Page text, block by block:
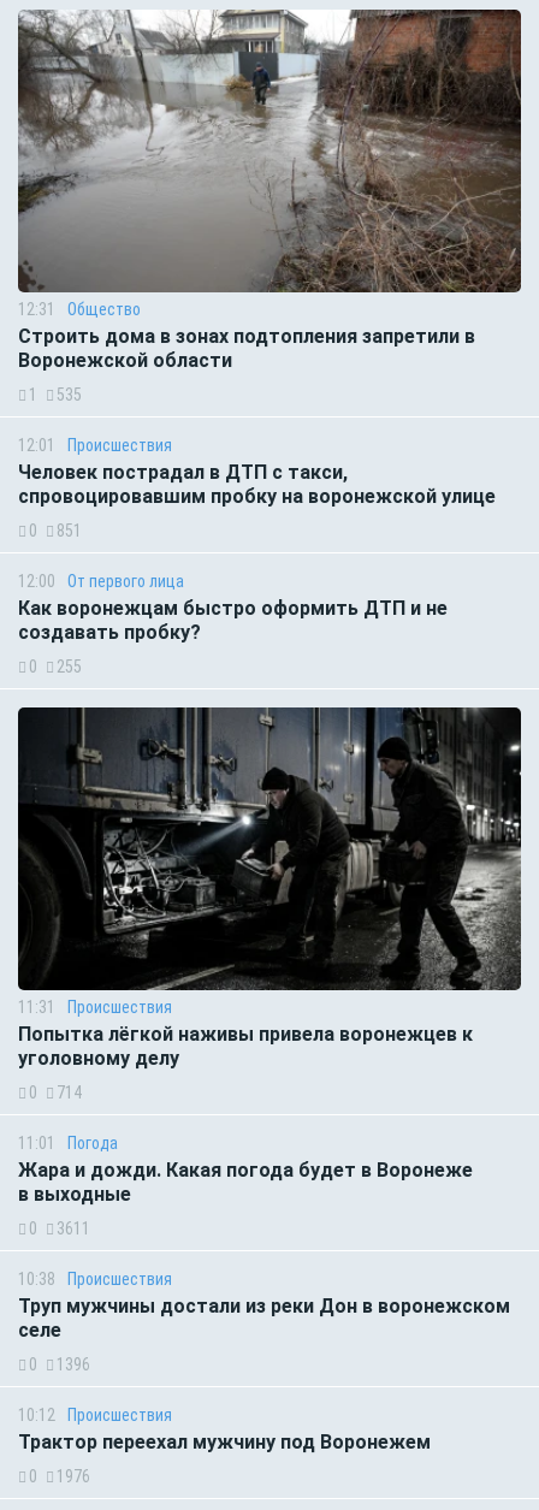
12:31 Общество
Строить дома в зонах подтопления запретили в
Воронежской области
1 535
12:01 Происшествия
Человек пострадал в ДТП с такси,
спровоцировавшим пробку на воронежской улице
0 851
12:00 От первого лица
Как воронежцам быстро оформить ДТП и не
создавать пробку?
0 255
11:31 Происшествия
Попытка лёгкой наживы привела воронежцев к
уголовному делу
0 714
11:01 Погода
Жара и дожди. Какая погода будет в Воронеже
в выходные
0 3611
10:38 Происшествия
Труп мужчины достали из реки Дон в воронежском
селе
0 1396
10:12 Происшествия
Трактор переехал мужчину под Воронежем
0 1976